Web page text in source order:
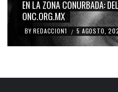
DELITOS MÉXICO
2026